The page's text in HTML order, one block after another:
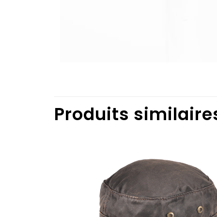
Produits